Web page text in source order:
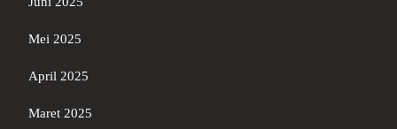
Mei 2025
April 2025
Maret 2025